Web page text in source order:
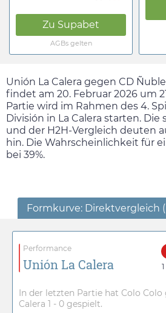
Zu Supabet
AGBs gelten
Unión La Calera gegen CD
findet am 20. Februar 2026 um
Partie wird im Rahmen des 4.
División in La Calera starten.
und der H2H-Vergleich deuten
hin. Die Wahrscheinlichkeit für
bei 39%.
Formkurve: Direktvergleich
Performance
Unión La Calera
In der letzten Partie hat Colo Colo
Calera 1 - 0 gespielt.